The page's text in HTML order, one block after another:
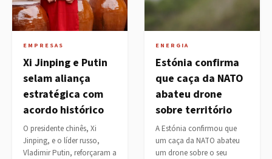
EMPRESAS
Xi Jinping e Putin
selam aliança
estratégica com
acordo histórico
O presidente chinês, Xi
Jinping, e o líder russo,
Vladimir Putin, reforçaram a
ENERGIA
Estónia confirma
que caça da NATO
abateu drone
sobre território
A Estónia confirmou que
um caça da NATO abateu
um drone sobre o seu